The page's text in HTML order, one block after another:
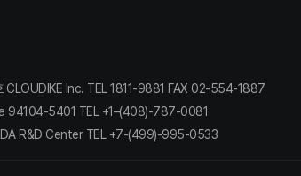
CLOUDIKE Inc. TEL 1811-9881 FAX 02-554-1887​
94104-5401 TEL +1–(408)-787-0081​
R&D Center TEL +7-(499)-995-0533